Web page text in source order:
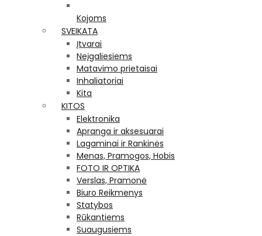
Kojoms
SVEIKATA
Įtvarai
Neįgaliesiems
Matavimo prietaisai
Inhaliatoriai
Kita
KITOS
Elektronika
Apranga ir aksesuarai
Lagaminai ir Rankinės
Menas, Pramogos, Hobis
FOTO IR OPTIKA
Verslas, Pramonė
Biuro Reikmenys
Statybos
Rūkantiems
Suaugusiems